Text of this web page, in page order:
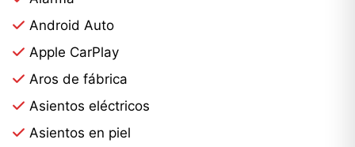
Android Auto
Apple CarPlay
Aros de fábrica
Asientos eléctricos
Asientos en piel